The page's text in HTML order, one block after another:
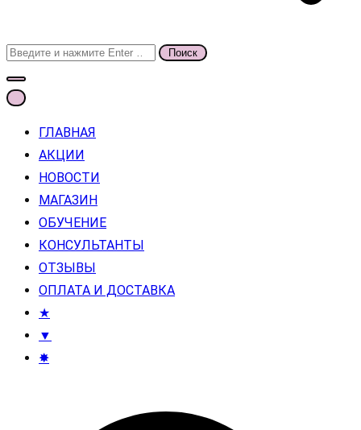
Поиск
для:
ГЛАВНАЯ
АКЦИИ
НОВОСТИ
МАГАЗИН
ОБУЧЕНИЕ
КОНСУЛЬТАНТЫ
ОТЗЫВЫ
ОПЛАТА И ДОСТАВКА
★
▼
✸